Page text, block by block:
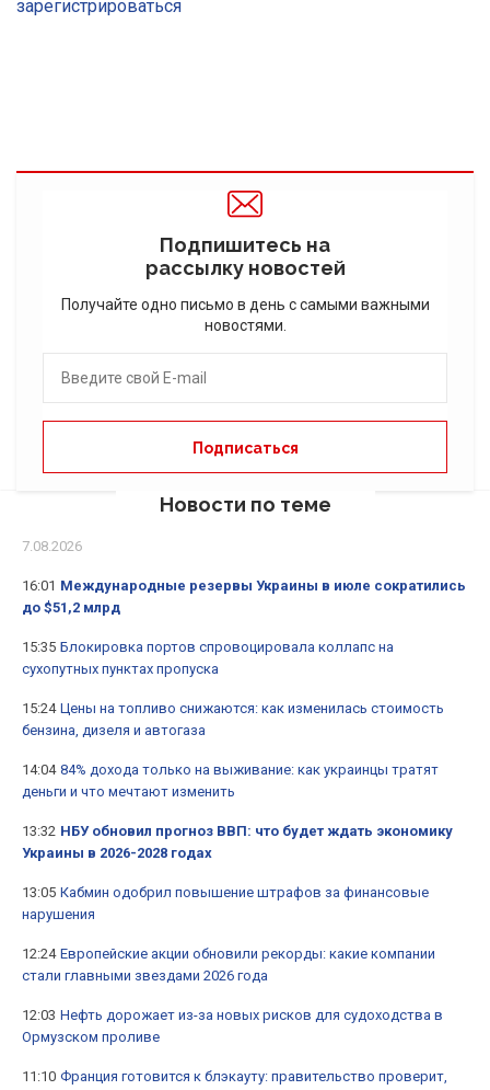
зарегистрироваться
Подпишитесь на
рассылку новостей
Получайте одно письмо в день с самыми важными
новостями.
Новости по теме
7.08.2026
16:01 Международные резервы Украины в июле сократились
до $51,2 млрд
15:35 Блокировка портов спровоцировала коллапс на
сухопутных пунктах пропуска
15:24 Цены на топливо снижаются: как изменилась стоимость
бензина, дизеля и автогаза
14:04 84% дохода только на выживание: как украинцы тратят
деньги и что мечтают изменить
13:32 НБУ обновил прогноз ВВП: что будет ждать экономику
Украины в 2026-2028 годах
13:05 Кабмин одобрил повышение штрафов за финансовые
нарушения
12:24 Европейские акции обновили рекорды: какие компании
стали главными звездами 2026 года
12:03 Нефть дорожает из-за новых рисков для судоходства в
Ормузском проливе
11:10 Франция готовится к блэкауту: правительство проверит,